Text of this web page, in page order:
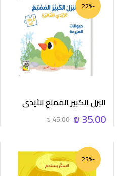
-22%
البزل الكبير الممتع للأيدي
الصغيرة – حيوانات المزرعة
₪45.00 ₪35.00
-25%